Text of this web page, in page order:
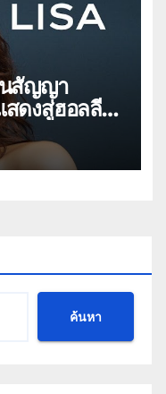
นสัญญา
สดงสู่ฮอลลี
ค้นหา